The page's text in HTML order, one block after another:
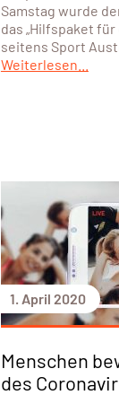
Samstag wurde
das „Hilfspaket
seitens Sport
Weiterlesen...
1. April 2020
Menschen
des